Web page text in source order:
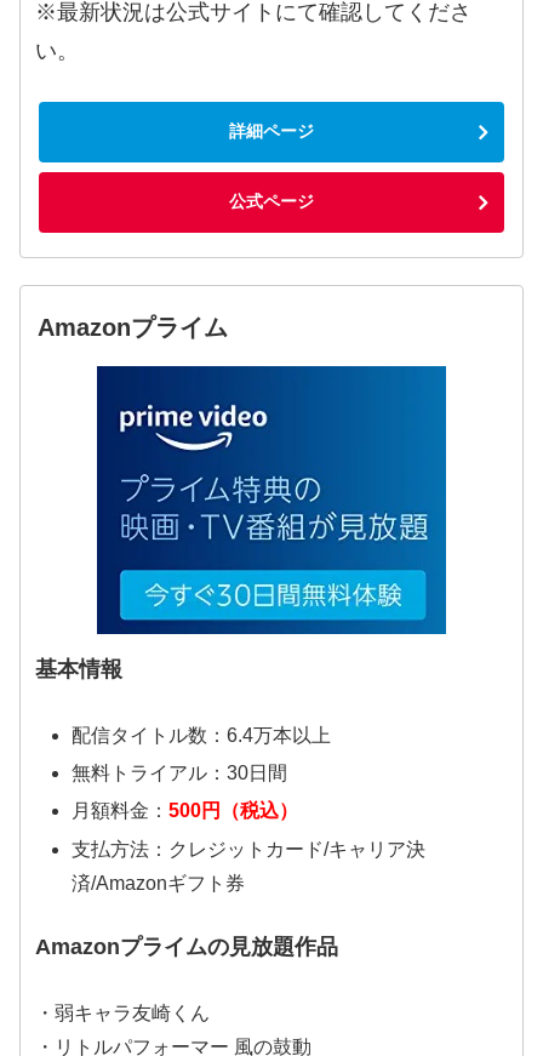
※最新状況は公式サイトにて確認してくださ
い。
詳細ページ
公式ページ
Amazonプライム
基本情報
配信タイトル数：6.4万本以上
無料トライアル：30日間
月額料金： 500円（税込）
支払方法：クレジットカード/キャリア決
済/Amazonギフト券
Amazonプライムの見放題作品
・弱キャラ友崎くん
・リトルパフォーマー 風の鼓動